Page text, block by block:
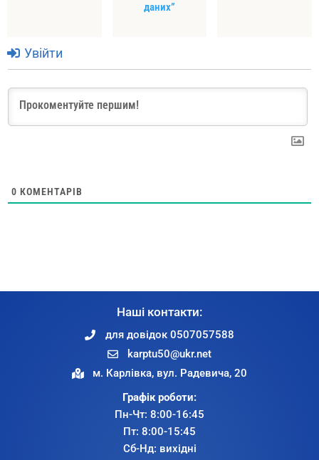
даних”
Увійти
0 КОМЕНТАРІВ
Наші контакти:
для довідок 0507057588
karptu50@ukr.net
м. Карлівка, вул. Радевича, 20
Графік роботи:
Пн-Чт: 8:00-16:45
Пт: 8:00-15:45
Сб-Нд: вихідні